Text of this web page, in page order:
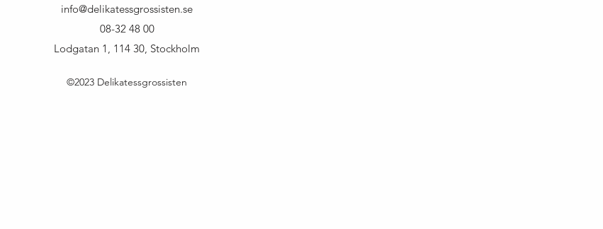
info@delikatessgrossisten.se
08-32 48 00
Lodgatan 1, 114 30, Stockholm
©2023 Delikatessgrossisten